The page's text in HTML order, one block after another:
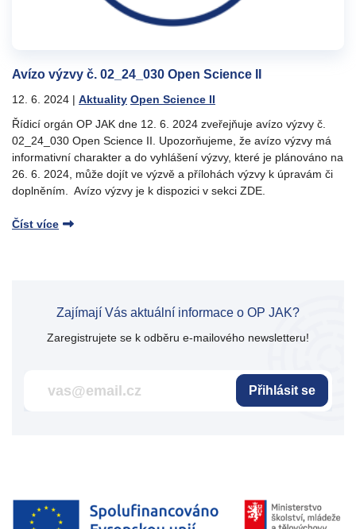
Avízo výzvy č. 02_24_030 Open Science II
12. 6. 2024 | Aktuality Open Science II
Řídicí orgán OP JAK dne 12. 6. 2024 zveřejňuje avízo výzvy č.
02_24_030 Open Science II. Upozorňujeme, že avízo výzvy má
informativní charakter a do vyhlášení výzvy, které je plánováno na
26. 6. 2024, může dojít ve výzvě a přílohách výzvy k úpravám či
doplněním. Avízo výzvy je k dispozici v sekci ZDE.
Číst více
Zajímají Vás aktuální informace o OP JAK?
Zaregistrujete se k odběru e-mailového newsletteru!
Přihlásit se